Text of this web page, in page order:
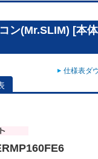
ン(Mr.SLIM) [本
仕様表ダ